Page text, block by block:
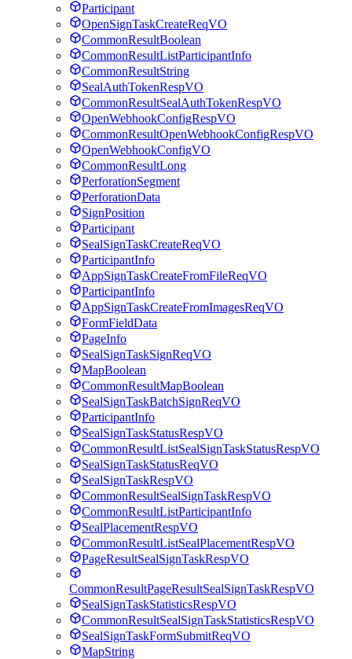
Participant
OpenSignTaskCreateReqVO
CommonResultBoolean
CommonResultListParticipantInfo
CommonResultString
SealAuthTokenRespVO
CommonResultSealAuthTokenRespVO
OpenWebhookConfigRespVO
CommonResultOpenWebhookConfigRespVO
OpenWebhookConfigVO
CommonResultLong
PerforationSegment
PerforationData
SignPosition
Participant
SealSignTaskCreateReqVO
ParticipantInfo
AppSignTaskCreateFromFileReqVO
ParticipantInfo
AppSignTaskCreateFromImagesReqVO
FormFieldData
PageInfo
SealSignTaskSignReqVO
MapBoolean
CommonResultMapBoolean
SealSignTaskBatchSignReqVO
ParticipantInfo
SealSignTaskStatusRespVO
CommonResultListSealSignTaskStatusRespVO
SealSignTaskStatusReqVO
SealSignTaskRespVO
CommonResultSealSignTaskRespVO
CommonResultListParticipantInfo
SealPlacementRespVO
CommonResultListSealPlacementRespVO
PageResultSealSignTaskRespVO
CommonResultPageResultSealSignTaskRespVO
SealSignTaskStatisticsRespVO
CommonResultSealSignTaskStatisticsRespVO
SealSignTaskFormSubmitReqVO
MapString